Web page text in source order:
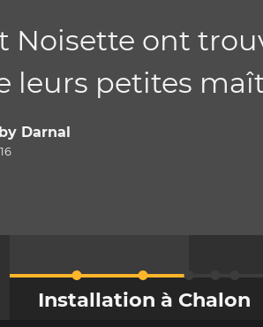
Noisette ont
leurs petites
Darnal
Installation à Chalon